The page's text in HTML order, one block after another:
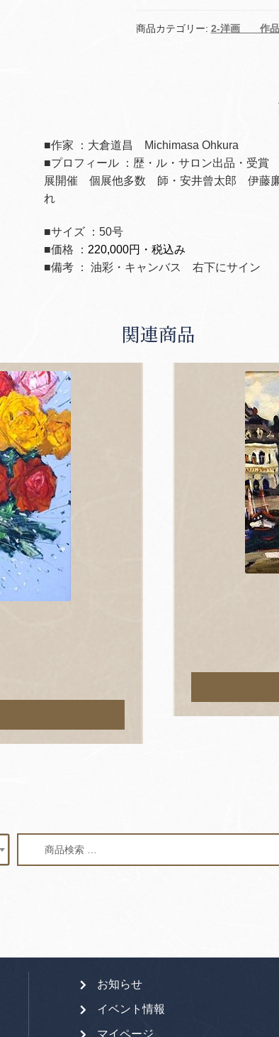
フ
商品カテゴリー: 2-洋画 作品
■作家 ：大倉道昌 Michimasa Ohkura
■プロフィール ：歴・ル・サロン出品・受
展開催 個展他多数 師・安井曾太郎 伊藤
れ
■サイズ ：50号
■価格 ： 220,000円・税込み
■備考 ： 油彩・キャンバス 右下にサイン
関連商品
お知らせ
イベント情報
マイページ